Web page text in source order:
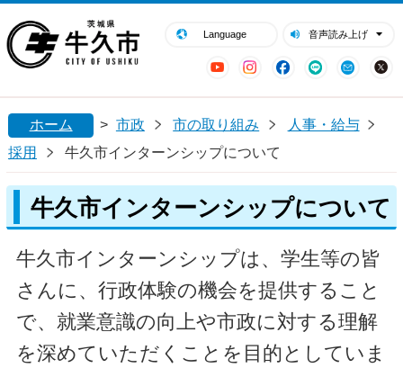
Language 音声読み上げ
YouTubeInstagram
Facebook
LINE Mail
閉じる
ホーム > 市政 市の取り組み
人事・給与
採用
牛久市インターンシップについて
牛久市インターンシップについて
牛久市インターンシップは、学生等の皆
さんに、行政体験の機会を提供すること
で、就業意識の向上や市政に対する理解
を深めていただくことを目的としていま